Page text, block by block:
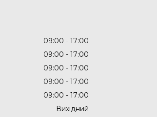
09:00
17:00
09:00
17:00
09:00
17:00
09:00
17:00
09:00
17:00
Вихідний